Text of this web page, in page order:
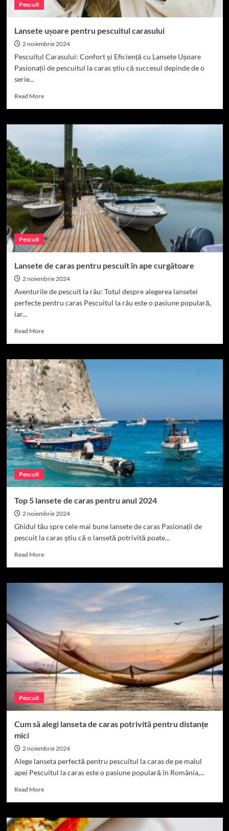
Pescuit
Lansete ușoare pentru pescuitul carasului
2 noiembrie 2024
Pescuitul Carasului: Confort și Eficiență cu Lansete Ușoare
Pasionații de pescuitul la caras știu că succesul depinde de o
serie...
Read MoreRead
Lansete
pescuitul
carasului
Pescuit
Lansete de caras pentru pescuit în ape curgătoare
2 noiembrie 2024
Aventurile de pescuit la râu: Totul despre alegerea lansetei
perfecte pentru caras Pescuitul la râu este o pasiune populară,
iar...
Read MoreRead
Lansete
de
caras
pentru
pescuit
în
ape
curgătoare
Pescuit
Top 5 lansete de caras pentru anul 2024
2 noiembrie 2024
Ghidul tău spre cele mai bune lansete de caras Pasionații de
pescuit la caras știu că o lansetă potrivită poate...
Read MoreRead
Top
de
pentru
anul
2024
Pescuit
Cum să alegi lanseta de caras potrivită pentru distanțe
mici
2 noiembrie 2024
Alege lanseta perfectă pentru pescuitul la caras de pe malul
apei Pescuitul la caras este o pasiune populară în România,...
Read MoreRead
Cum
să